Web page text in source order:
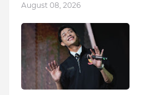
August 08, 2026